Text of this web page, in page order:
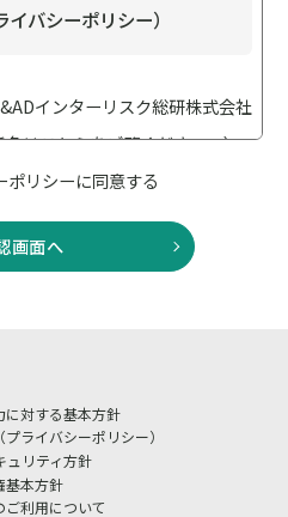
バシーポリシー）
インターリスク総研株式会社
名はこちらをご覧ください。）
み、「個人情報保護に関する
ための番号の利用等に関する
す）」、その他の法令・ガイ
人情報の取扱いおよび安全管理
適宜見直しを行い、改善いた
ポリシーに同意する
画面へ
に対する基本方針
ライバシーポリシー）
ュリティ方針
基本方針
ご利用について